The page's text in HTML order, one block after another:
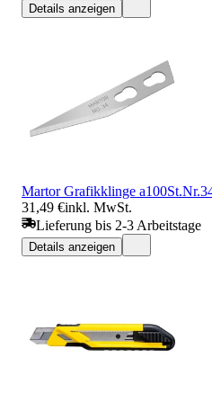
Details anzeigen
Martor Grafikklinge
31,49 €inkl. MwSt.
Lieferung bis 2-3 Arbeitstage
Details anzeigen